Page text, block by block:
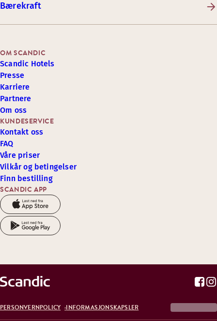
Bærekraft
SCANDIC APP
KUNDESERVICE
Kontakt oss
FAQ
Våre priser
Vilkår og betingelser
Finn bestilling
OM SCANDIC
Scandic Hotels
Presse
Karriere
Partnere
Om oss
PERSONVERNPOLICY INFORMASJONSKAPSLER